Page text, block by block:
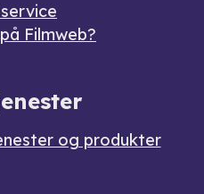
Filmweb?
og produkter